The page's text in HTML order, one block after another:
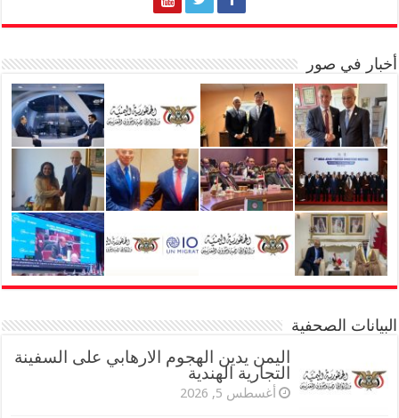
أخبار في صور
البيانات الصحفية
اليمن يدين الهجوم الارهابي على السفينة
التجارية الهندية
أغسطس 5, 2026